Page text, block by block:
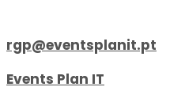
rgp@eventsplanit.pt
Events Plan IT